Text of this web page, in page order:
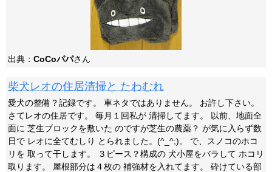
出典： CoCoパパさん
柴犬レオの住居清掃と たわむれ
愛犬の整備？記録です。 車ネタではありません。 お許し下さい。
さてレオの住居です。 毎月１回私が 清掃してます。 以前、地面全
面に 芝生ブロックを敷いた のですが芝生の農薬？ が気に入らず数
日で レオに全てむしり とられました。(^_^;)。 で、スノコのホコ
リを 取って干します。 ３ピース？構成の 犬小屋をバラして ホコリ
取ります。 屋根部分は４枚の 補強材を入れてます。 砕けている部